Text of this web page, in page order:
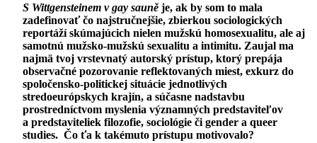
S Wittgensteinem v gay sauněje, ak by som to mala
zadefinovať čo najstručnejšie, zbierkou sociologických
reportáží skúmajúcich nielen mužskú homosexualitu, ale aj
samotnú mužsko-mužskú sexualitu a intimitu. Zaujal ma
najmä tvoj vrstevnatý autorský prístup, ktorý prepája
observačné pozorovanie reflektovaných miest, exkurz do
spoločensko-politickej situácie jednotlivých
stredoeurópskych krajín, a súčasne nadstavbu
prostredníctvom myslenia významných predstaviteľov
a predstaviteliek filozofie, sociológie či gender a queer
studies. Čo ťa k takémuto prístupu motivovalo?